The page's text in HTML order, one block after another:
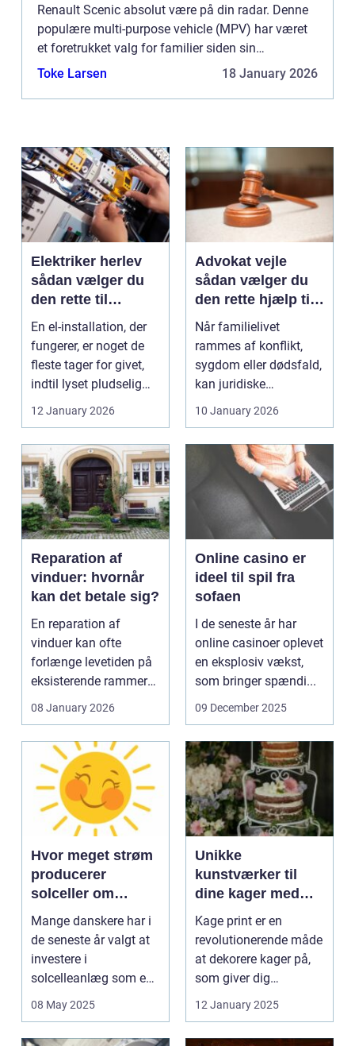
Renault Scenic absolut være på din radar. Denne
populære multi-purpose vehicle (MPV) har været
et foretrukket valg for familier siden sin
introduktion i midten af 1990’erne. Med sin
Toke Larsen 18 January 2026
Elektriker herlev
sådan vælger du
den rette til
opgaven
En el-installation, der
fungerer, er noget de
fleste tager for givet,
indtil lyset pludselig
går, el...
12 January 2026
Advokat vejle
sådan vælger du
den rette hjælp til
familien
Når familielivet
rammes af konflikt,
sygdom eller dødsfald,
kan juridiske
spørgsmål hurtigt
vokse si...
10 January 2026
Reparation af
vinduer: hvornår
kan det betale sig?
En reparation af
vinduer kan ofte
forlænge levetiden på
eksisterende rammer
og glas med ...
08 January 2026
Online casino er
ideel til spil fra
sofaen
I de seneste år har
online casinoer oplevet
en eksplosiv vækst,
som bringer spændi...
09 December 2025
Hvor meget strøm
producerer
solceller om
vinteren?
Mange danskere har i
de seneste år valgt at
investere i
solcelleanlæg som en
bæred...
08 May 2025
Unikke
kunstværker til
dine kager med
kage print
Kage print er en
revolutionerende måde
at dekorere kager på,
som giver dig
mulighed for ...
12 January 2025